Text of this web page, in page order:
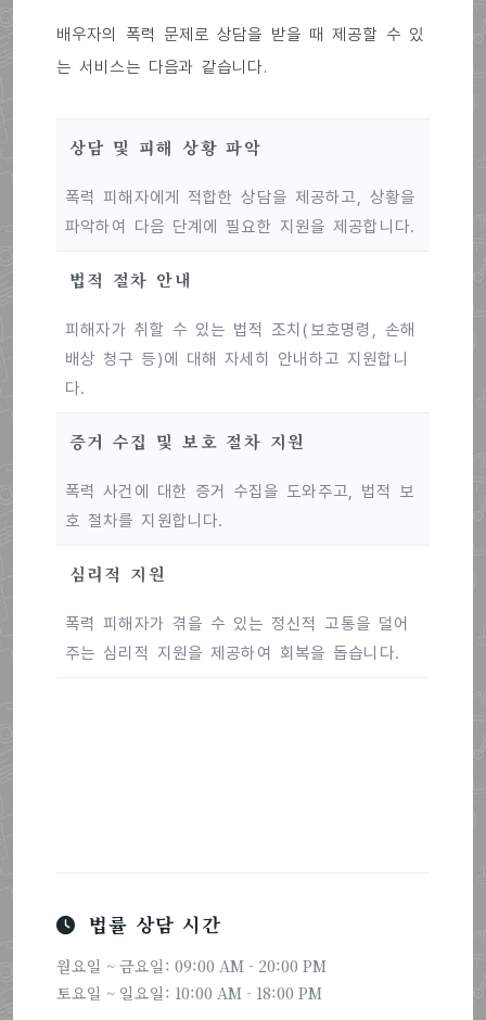
배우자의 폭력 문제로 상담을 받을 때 제공할 수 있
는 서비스는 다음과 같습니다.
상담 및 피해 상황 파악
폭력 피해자에게 적합한 상담을 제공하고, 상황을
파악하여 다음 단계에 필요한 지원을 제공합니다.
법적 절차 안내
피해자가 취할 수 있는 법적 조치(보호명령, 손해
배상 청구 등)에 대해 자세히 안내하고 지원합니
다.
증거 수집 및 보호 절차 지원
폭력 사건에 대한 증거 수집을 도와주고, 법적 보
호 절차를 지원합니다.
심리적 지원
폭력 피해자가 겪을 수 있는 정신적 고통을 덜어
주는 심리적 지원을 제공하여 회복을 돕습니다.
법률 상담 시간
월요일 ~ 금요일: 09:00 AM - 20:00 PM
토요일 ~ 일요일: 10:00 AM - 18:00 PM